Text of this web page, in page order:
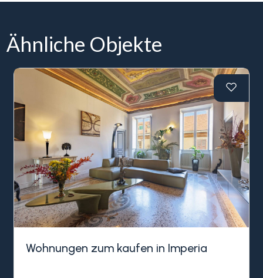
Ähnliche Objekte
Wohnungen zum kaufen in Imperia